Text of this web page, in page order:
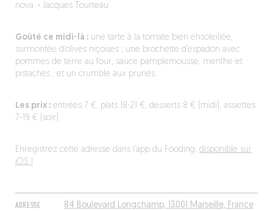
ADRESSE 84 Boulevard Longchamp, 13001 Marseille, France
nova. · Jacques Tourteau
Goûté ce midi-là :une tarte à la tomate bien ensoleillée,
surmontée d’olives niçoises ; une brochette d’espadon avec
pommes de terre au four, sauce pamplemousse, menthe et
pistaches ; et un crumble aux prunes.
Les prix :entrées 7 €, plats 18-21 €, desserts 8 € (midi), assiettes
7-19 € (soir).
Enregistrez cette adresse dans l’app du Fooding, disponible sur
iOS !